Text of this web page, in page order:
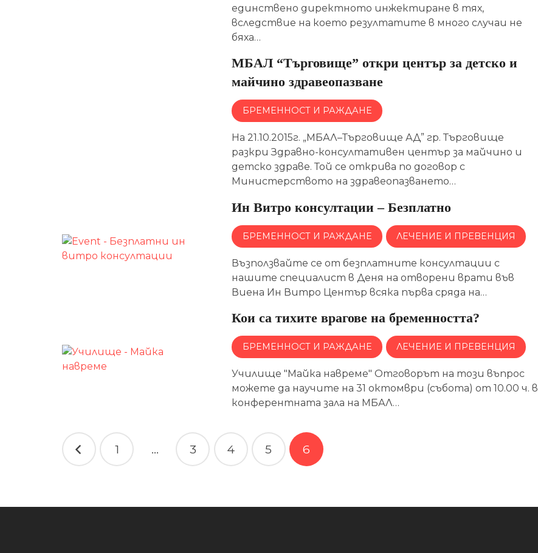
единствено директното инжектиране в тях,
вследствие на което резултатите в много случаи не
бяха…
МБАЛ “Търговище” откри център за детско и
майчино здравеопазване
БРЕМЕННОСТ И РАЖДАНЕ
На 21.10.2015г. „МБАЛ–Търговище АД” гр. Търговище
разкри Здравно-консултативен център за майчино и
детско здраве. Той се открива по договор с
Министерството на здравеопазването…
Ин Витро консултации – Безплатно
БРЕМЕННОСТ И РАЖДАНЕ ЛЕЧЕНИЕ И ПРЕВЕНЦИЯ
Възползвайте се от безплатните консултации с
нашите специалист в Деня на отворени врати във
Виена Ин Витро Център всяка първа сряда на…
Кои са тихите врагове на бременността?
БРЕМЕННОСТ И РАЖДАНЕ ЛЕЧЕНИЕ И ПРЕВЕНЦИЯ
Училище "Майка навреме" Отговорът на този въпрос
можете да научите на 31 октомври (събота) от 10.00 ч. в
конферентната зала на МБАЛ…
Навигация
1 … 3 4 5 6